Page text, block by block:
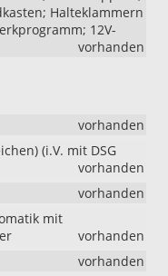
Halteklammern
12V-
vorhanden
vorhanden
(i.V. mit DSG
vorhanden
vorhanden
mit
vorhanden
vorhanden